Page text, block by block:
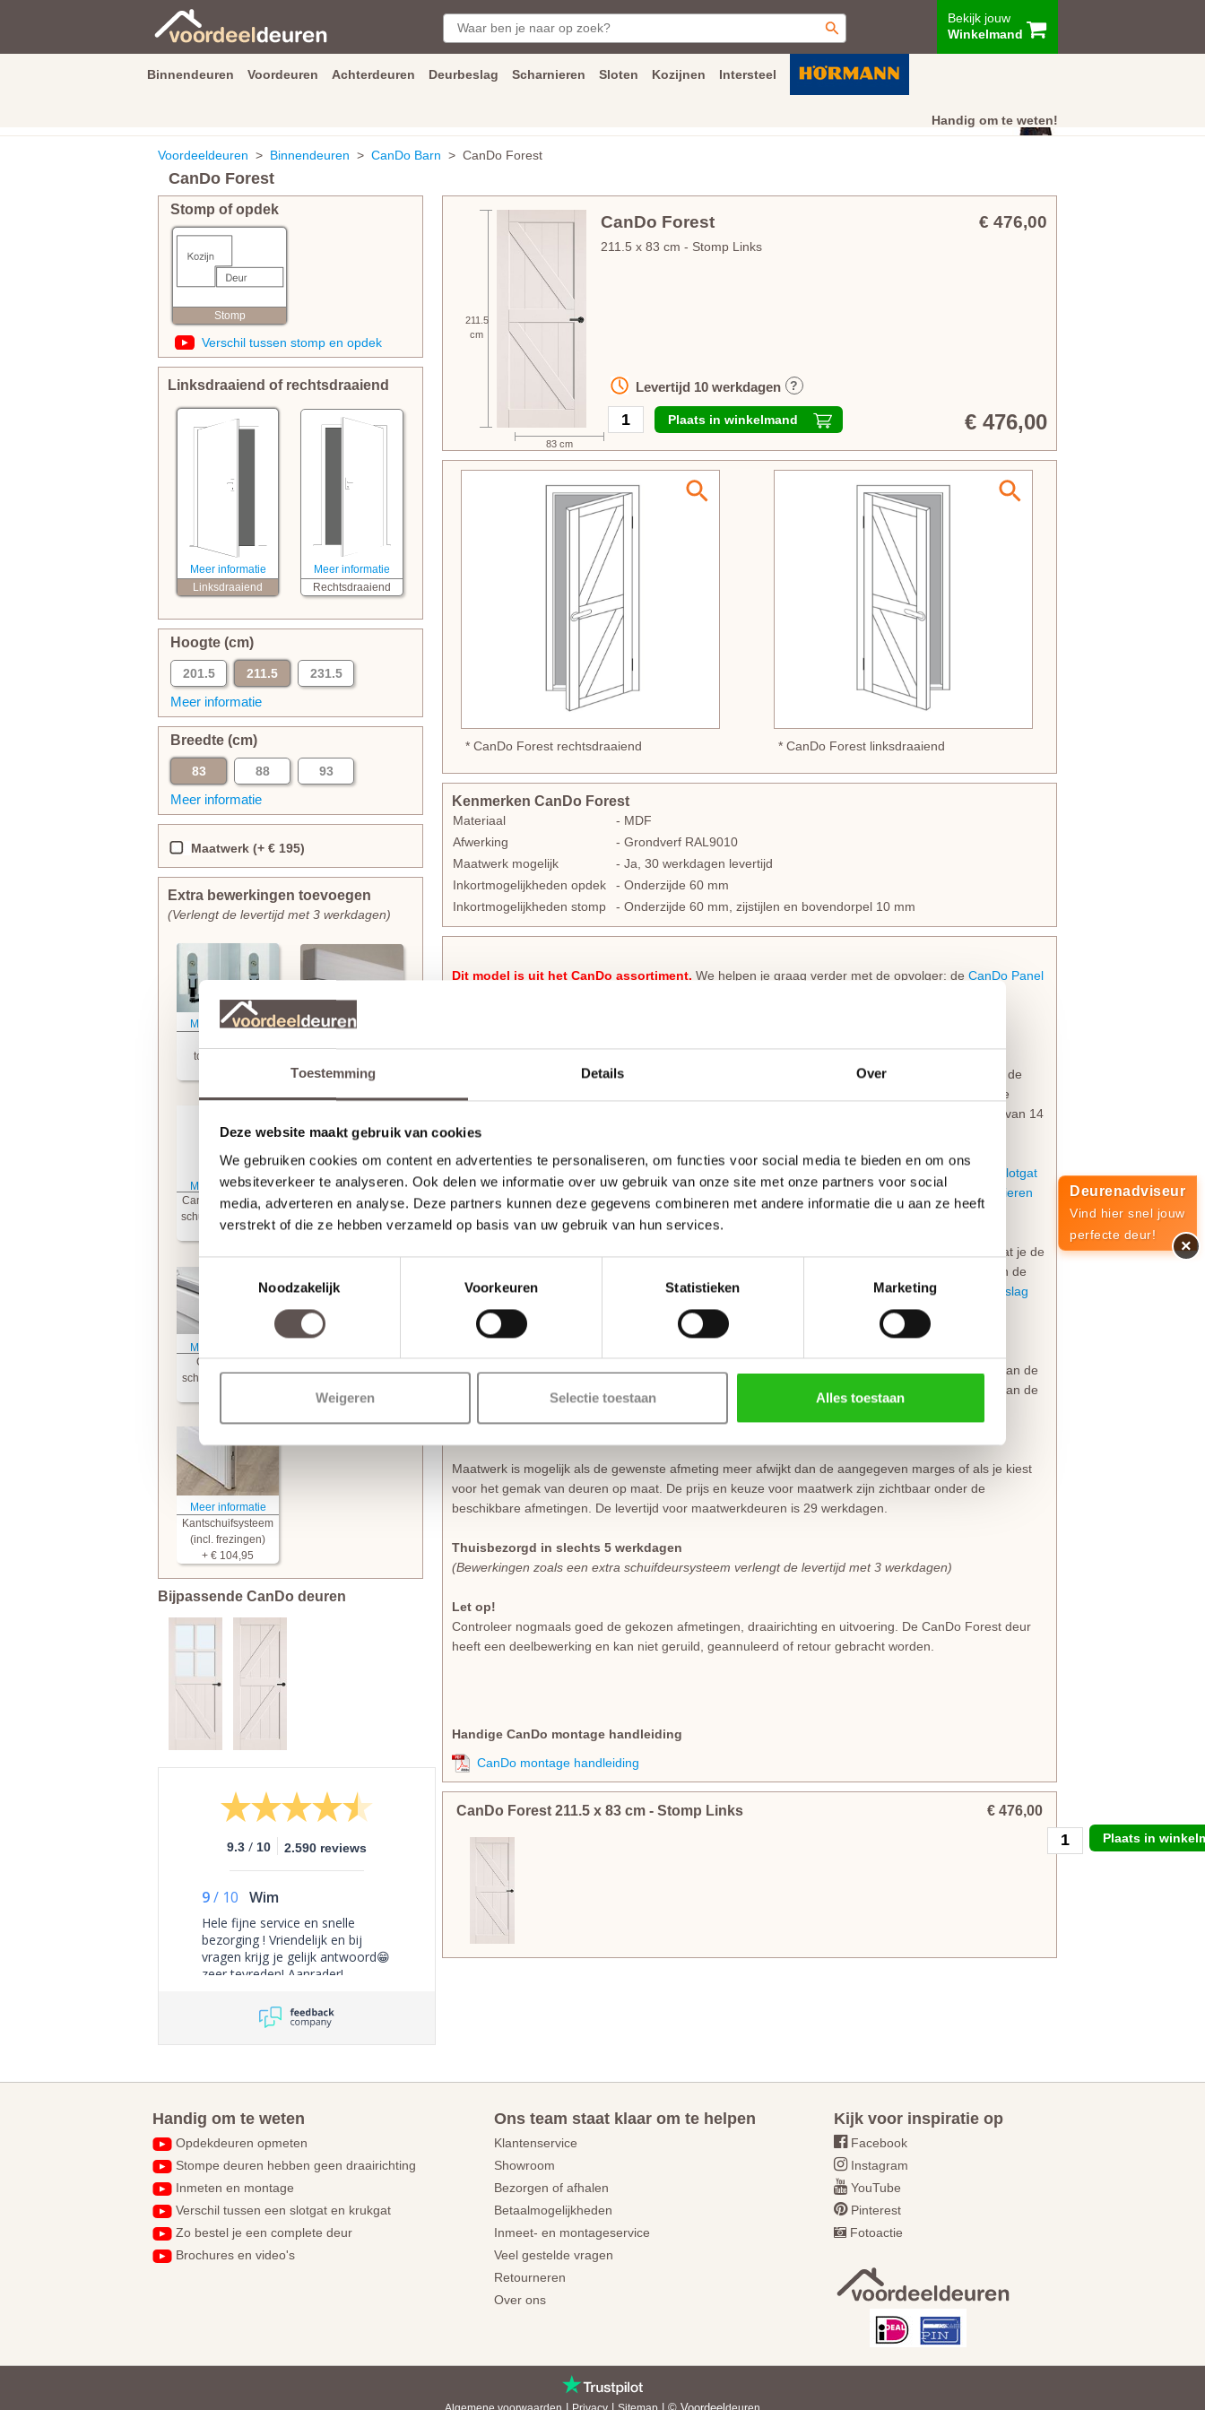
Toestemming Details Over
Deze website maakt gebruik van cookies
We gebruiken cookies om content en advertenties te personaliseren, om functies voor social media te bieden en om ons
websiteverkeer te analyseren. Ook delen we informatie over uw gebruik van onze site met onze partners voor social
media, adverteren en analyse. Deze partners kunnen deze gegevens combineren met andere informatie die u aan ze heeft
verstrekt of die ze hebben verzameld op basis van uw gebruik van hun services.
Toestemmingsselectie
Noodzakelijk
Voorkeuren Statistieken Marketing
Weigeren Selectie toestaan Alles toestaan
Bekijk jouw
Winkelmand
Binnendeuren Voordeuren Achterdeuren Deurbeslag Scharnieren Sloten Kozijnen Intersteel
Handig om te weten!
Klantenservice
Voordeeldeuren > Binnendeuren > CanDo Barn > CanDo Forest
CanDo Forest
Stomp of opdek
Stomp
Verschil tussen stomp en opdek
Linksdraaiend of rechtsdraaiend
Meer informatie
Linksdraaiend
Meer informatie
Rechtsdraaiend
Hoogte (cm)
201.5 211.5
231.5
Meer informatie
Breedte (cm)
83 88
93
Meer informatie
Maatwerk (+ € 195)
Extra bewerkingen toevoegen
(Verlengt de levertijd met 3 werkdagen)
Meer informatie
tochtvaldorpel
Meer informatie
+ € 119,95
Meer informatie
CanDo Cattle RVS
schuifdeurkommen
+ € 67.50
Meer informatie
CanDo Cattle Zwart
schuifdeurkommen
+ € 94,50
Meer informatie
CanDo Riley
schuifdeursysteem
CanDo Barley
+ € 211,50
Meer informatie
Kantschuifsysteem
(incl. frezingen)
+ € 104,95
Bijpassende CanDo deuren
9.3 / 10 2.590 reviews
9/ 10 Wim
Hele fijne service en snelle
bezorging ! Vriendelijk en bij
vragen krijg je gelijk antwoord😁
zeer tevreden! Aanrader!
211.5
cm
CanDo Forest € 476,00
211.5 x 83 cm - Stomp Links
Plaats in winkelmand
Levertijd 10werkdagen ?
€ 476,00
83 cm
* CanDo Forest rechtsdraaiend * CanDo Forest linksdraaiend
Kenmerken CanDo Forest
Materiaal
- MDF
Afwerking
- Grondverf RAL9010
Maatwerk mogelijk
- Ja, 30 werkdagen levertijd
Inkortmogelijkheden opdek
- Onderzijde 60 mm
Inkortmogelijkheden stomp
- Onderzijde 60 mm, zijstijlen en bovendorpel 10 mm
Dit model is uit het CanDo assortiment. We helpen je graag verder met de opvolger: de CanDo Panel
afstand en rondom afgewerkt met een frame van gemonteerde latten. De voor en achterzijde van de
deur zijn identiek. De mogelijkheden die je bij deze deuren verwacht zijn divers en eenvoudig in de
te selecteren. De schoren om de sfeer te realiseren hebben een afmeting van 14
x 120 mm en zijn direct op de deur gemonteerd.
De massieve CanDo Forest MDF-deuren hebben een dikte van 40 mm en zijn voorzien van een
slotgat
op standaard hoogte. Opdekdeuren zijn ook direct voorzien van boringen om de
paumelle scharnieren
eenvoudig en snel te kunnen monteren.
of opdekdeur in de CanDo Barn collectie is het belangrijk dat je de
juiste draairichting aangeeft. De combinatie van de plaats van het slotgat, deurkruk en richting van de
schoren worden hiermee bepaald. CanDo Barn deuren zijn perfect te monteren metzwart deurbeslag
dat uit voorraad leverbaar is.
Stompe CanDo Forest deuren zijn aan beide deurstijlen, en de bovendorpel 10 mm in te korten. Aan de
onderzijde is deze deur zelfs 60 mm in te korten. Een
is door de opdekranden alleen aan de
marges.
Maatwerk is mogelijk als de gewenste afmeting meer afwijkt dan de aangegeven marges of als je kiest
voor het gemak van deuren op maat. De prijs en keuze voor maatwerk zijn zichtbaar onder de
beschikbare afmetingen. De levertijd voor maatwerkdeuren is 29 werkdagen.
Thuisbezorgd in slechts 5 werkdagen
(Bewerkingen zoals een extra schuifdeursysteem verlengt de levertijd met 3 werkdagen)
Let op!
Controleer nogmaals goed de gekozen afmetingen, draairichting en uitvoering. De CanDo Forest deur
heeft een deelbewerking en kan niet geruild, geannuleerd of retour gebracht worden.
Handige CanDo montage handleiding
CanDo montage handleiding
CanDo Forest 211.5 x 83 cm - Stomp Links € 476,00
Plaats in
Handig om te weten
Opdekdeuren opmeten
Stompe deuren hebben geen draairichting
Inmeten en montage
Verschil tussen een slotgat en krukgat
Zo bestel je een complete deur
Brochures en video's
Ons team staat klaar om te helpen
Klantenservice
Showroom
Bezorgen of afhalen
Betaalmogelijkheden
Inmeet- en montageservice
Veel gestelde vragen
Retourneren
Over ons
Kijk voor inspiratie op
Facebook
Instagram
YouTube
Pinterest
Fotoactie
Deurenadviseur
Vind hier snel jouw
perfecte deur!
×